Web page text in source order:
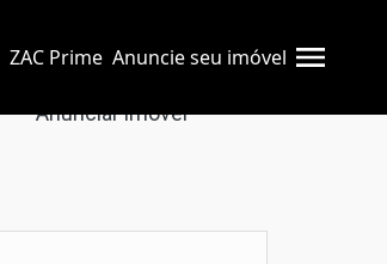
ZAC Prime Anuncie seu imóvel
Anunciar imóvel